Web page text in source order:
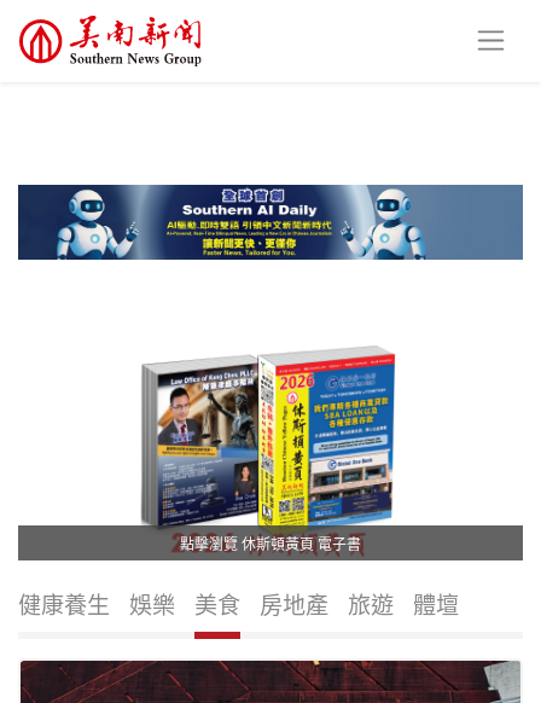
點擊瀏覽 休斯頓黃頁 電子書
健康養生 娛樂 美食 房地產 旅遊 體壇